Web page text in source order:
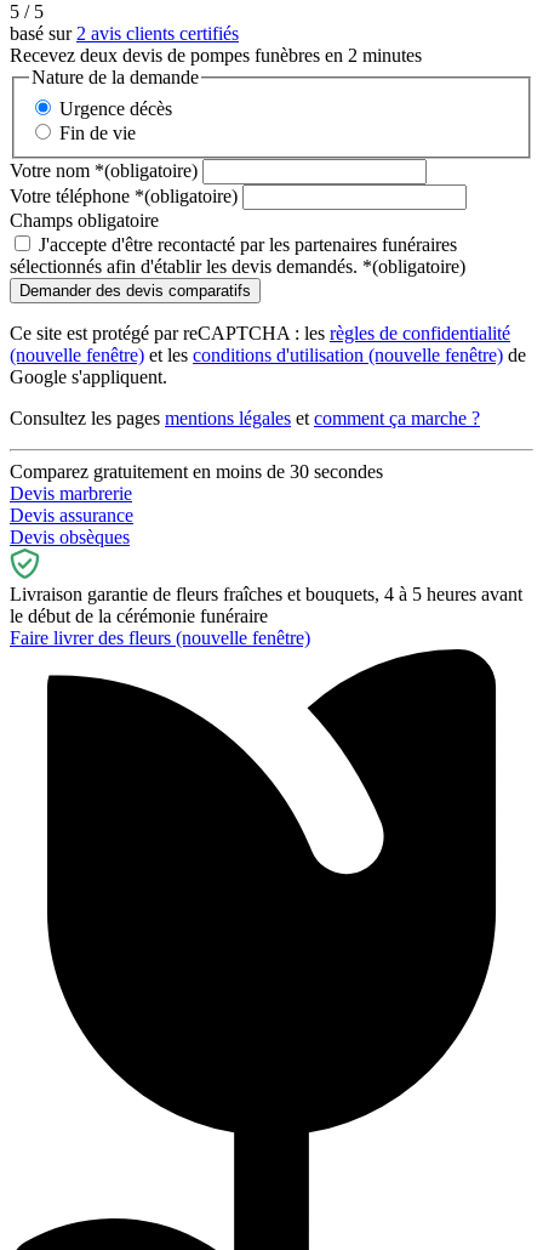
5 / 5
basé sur 2 avis clients certifiés
Recevez deux devis de pompes funèbres en 2 minutes
Nature de la demande
Urgence décès
Fin de vie
Votre nom *(obligatoire)
Votre téléphone *(obligatoire)
Champs obligatoire
J'accepte d'être recontacté par les partenaires funéraires
sélectionnés afin d'établir les devis demandés. *(obligatoire)
Ce site est protégé par reCAPTCHA : les règles de confidentialité
(nouvelle fenêtre) et les conditions d'utilisation (nouvelle fenêtre) de
Google s'appliquent.
Consultez les pages mentions légales et comment ça marche ?
Comparez gratuitement en moins de 30 secondes
Devis marbrerie
Devis assurance
Devis obsèques
Livraison garantie de fleurs fraîches et bouquets, 4 à 5 heures avant
le début de la cérémonie funéraire
Faire livrer des fleurs (nouvelle fenêtre)